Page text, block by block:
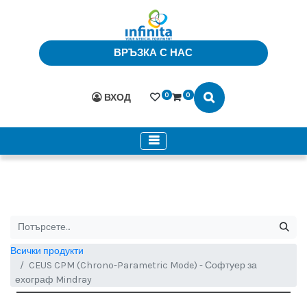
ВРЪЗКА С НАС
ВХОД 0 0
Всички продукти
CEUS CPM (Chrono-Parametric Mode) - Софтуер за
ехограф Mindray